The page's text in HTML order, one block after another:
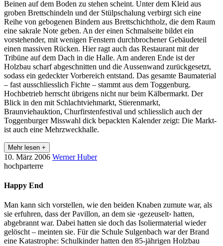
Beinen auf dem Boden zu stehen scheint. Unter dem Kleid aus
groben Brettschindeln und der Stülpschalung verbirgt sich eine
Reihe von gebogenen Bindern aus Brettschichtholz, die dem Raum
eine sakrale Note geben. An der einen Schmalseite bildet ein
vorstehender, mit wenigen Fenstern durchbrochener Gebäudeteil
einen massiven Rücken. Hier ragt auch das Restaurant mit der
Tribüne auf dem Dach in die Halle. Am anderen Ende ist der
Holzbau scharf abgeschnitten und die Aussenwand zurückgesetzt,
sodass ein gedeckter Vorbereich entstand. Das gesamte Baumaterial
– fast ausschliesslich Fichte – stammt aus dem Toggenburg.
Hochbetrieb herrscht übrigens nicht nur beim Kälbermarkt. Der
Blick in den mit Schlachtviehmarkt, Stierenmarkt,
Braunviehauktion, Churfirstenfestival und schliesslich auch der
Toggenburger Misswahl dick bepackten Kalender zeigt: Die Markt-
ist auch eine Mehrzweckhalle.
Mehr lesen +
10. März 2006 Werner Huber
hochparterre
Happy End
Man kann sich vorstellen, wie den beiden Knaben zumute war, als
sie erfuhren, dass der Pavillon, an dem sie ‹gezeuselt› hatten,
abgebrannt war. Dabei hatten sie doch das Isoliermaterial wieder
gelöscht – meinten sie. Für die Schule Sulgenbach war der Brand
eine Katastrophe: Schulkinder hatten den 85-jährigen Holzbau